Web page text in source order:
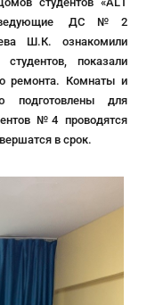
Заведующие ДС№2
Ш.К. ознакомили
показали
ремонта. Комнаты и
подготовлены для
№4 проводятся
в срок.